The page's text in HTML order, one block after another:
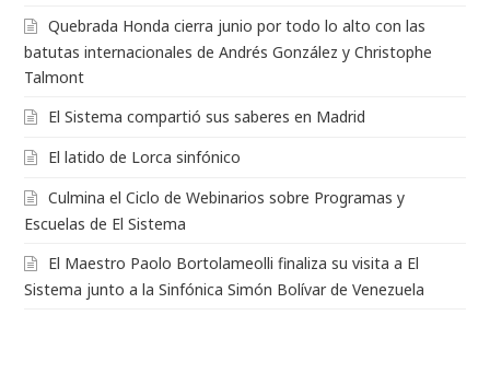
Quebrada Honda cierra junio por todo lo alto con las
batutas internacionales de Andrés González y Christophe
Talmont
El Sistema compartió sus saberes en Madrid
El latido de Lorca sinfónico
Culmina el Ciclo de Webinarios sobre Programas y
Escuelas de El Sistema
El Maestro Paolo Bortolameolli finaliza su visita a El
Sistema junto a la Sinfónica Simón Bolívar de Venezuela